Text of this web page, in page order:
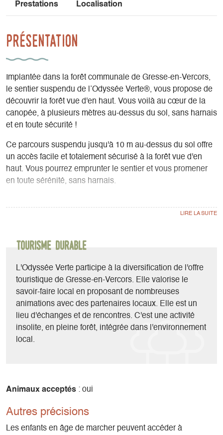
Prestations Localisation
Présentation
Implantée dans la forêt communale de Gresse-en-Vercors,
le sentier suspendu de l’Odyssée Verte®, vous propose de
découvrir la forêt vue d'en haut. Vous voilà au cœur de la
canopée, à plusieurs mètres au-dessus du sol, sans harnais
et en toute sécurité !
Ce parcours suspendu jusqu'à 10 m au-dessus du sol offre
un accès facile et totalement sécurisé à la forêt vue d'en
haut. Vous pourrez emprunter le sentier et vous promener
en toute sérénité, sans harnais.
Passée la porte de l’accueil, vous embarquerez sur la
première rampe pour commencer l’immersion. A votre
prendre peu-à-peu de la hauteur.
Vous serez alors surpris de pouvoir adopter le point de vue
d’un écureuil, humer les parfums de la nature et ressentir le
frémissement des hêtres au milieu des sapins. Un moment
magique !
Tout au long de la promenade aérienne, vous aurez tout le
temps de vous laisser surprendre.
haut.
Vous comprendrez mieux l'être vivant extraordinaire qu'est
l'arbre à travers les thèmes choisis par les forestiers : la vie
de l'arbre, son milieu, le feuillage, l'âge et la croissance, la
Tourisme durable
L'Odyssée Verte participe à la diversification de l'offre
touristique de Gresse-en-Vercors. Elle valorise le
savoir-faire local en proposant de nombreuses
animations avec des partenaires locaux. Elle est un
lieu d'échanges et de rencontres. C'est une activité
insolite, en pleine forêt, intégrée dans l'environnement
local.
Animaux acceptés : oui
Autres précisions
Les enfants en âge de marcher peuvent accéder à